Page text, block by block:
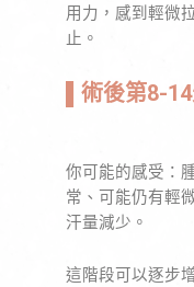
用力，感到輕微
止。
術後第8-
你可能的感受：
常、可能仍有輕
汗量減少。
這階段可以逐步